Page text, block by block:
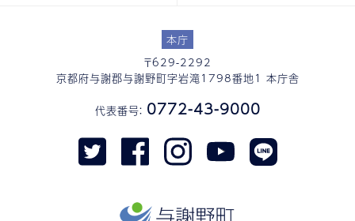
本庁
〒629-2292
京都府与謝郡与謝野町字岩滝1798番地1 本庁舎
代表番号： 0772-43-9000